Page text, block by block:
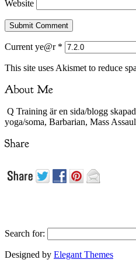
Website
Current ye@r *
This site uses Akismet to reduce
Q Training är en sida/blogg
yoga/soma, Barbarian, Mass
Search for:
Designed by Elegant Themes